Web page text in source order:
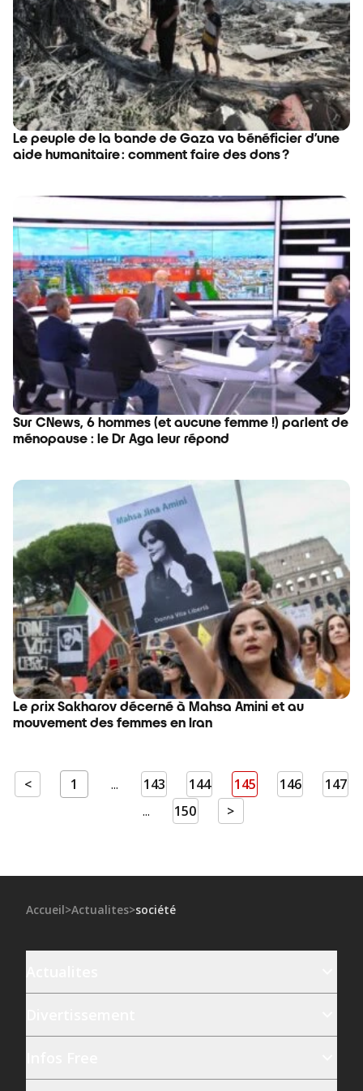
Le peuple de la bande de Gaza va bénéficier d’une
aide humanitaire : comment faire des dons ?
Sur CNews, 6 hommes (et aucune femme !) parlent de
ménopause : le Dr Aga leur répond
Le prix Sakharov décerné à Mahsa Amini et au
mouvement des femmes en Iran
< 1 ... 143 144 145 146
147
...
150 >
Accueil>Actualites>société